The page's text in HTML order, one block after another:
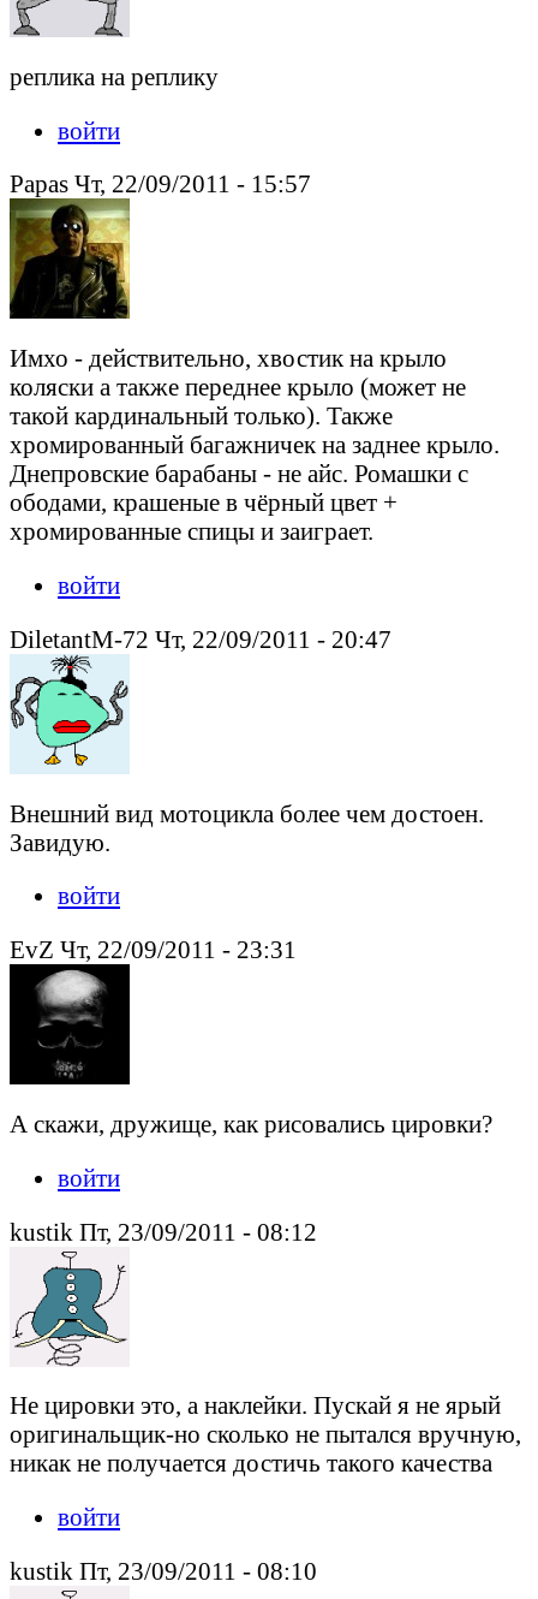
реплика на реплику
войти
Papas Чт, 22/09/2011 - 15:57
Имхо - действительно, хвостик на крыло
коляски а также переднее крыло (может не
такой кардинальный только). Также
хромированный багажничек на заднее крыло.
Днепровские барабаны - не айс. Ромашки с
ободами, крашеные в чёрный цвет +
хромированные спицы и заиграет.
войти
DiletantM-72 Чт, 22/09/2011 - 20:47
Внешний вид мотоцикла более чем достоен.
Завидую.
войти
EvZ Чт, 22/09/2011 - 23:31
А скажи, дружище, как рисовались цировки?
войти
kustik Пт, 23/09/2011 - 08:12
Не цировки это, а наклейки. Пускай я не ярый
оригинальщик-но сколько не пытался вручную,
никак не получается достичь такого качества
войти
kustik Пт, 23/09/2011 - 08:10